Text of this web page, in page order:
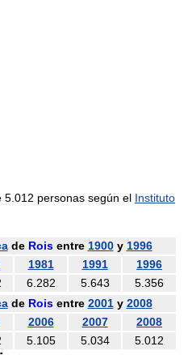
5.012 personas según el Instituto
de Roisentre 1900y 1996
1981 1991
1996
6.282 5.643
5.356
de Roisentre 2001y 2008
2006 2007
2008
5.105 5.034 5.012